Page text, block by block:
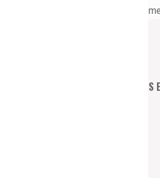
pour rédiger un
CONTRE LA C-19 : PROBLÈMES